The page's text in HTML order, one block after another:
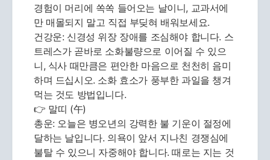
경험이 머리에 쏙쏙 들어오는 날이니, 교과서에
만 매몰되지 말고 직접 부딪혀 배워보세요.
건강운: 신경성 위장 장애를 조심해야 합니다. 스
트레스가 곧바로 소화불량으로 이어질 수 있으
니, 식사 때만큼은 편안한 마음으로 천천히 음미
하며 드십시오. 소화 효소가 풍부한 과일을 챙겨
먹는 것도 방법입니다.
👉 말띠 (午)
총운: 오늘은 병오년의 강력한 불 기운이 절정에
달하는 날입니다. 의욕이 앞서 지나친 경쟁심에
불탈 수 있으니 자중해야 합니다. 때로는 지는 것